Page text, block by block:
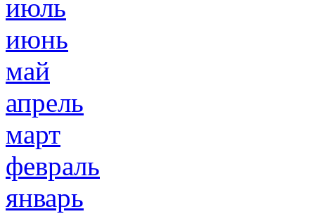
июль
июнь
май
апрель
март
февраль
январь